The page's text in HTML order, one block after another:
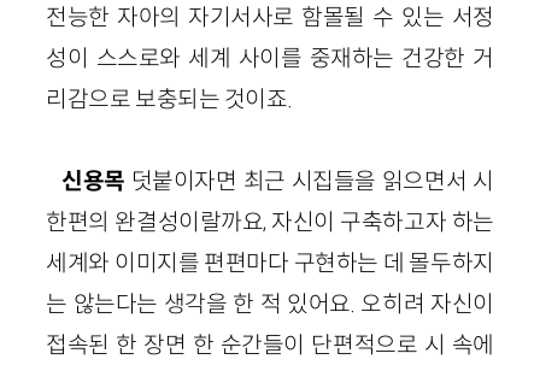
전능한 자아의 자기서사로 함몰될 수 있는 서정
성이 스스로와 세계 사이를 중재하는 건강한 거
리감으로 보충되는 것이죠.
신용목 덧붙이자면 최근 시집들을 읽으면서 시
한편의 완결성이랄까요, 자신이 구축하고자 하는
세계와 이미지를 편편마다 구현하는 데 몰두하지
는 않는다는 생각을 한 적 있어요. 오히려 자신이
접속된 한 장면 한 순간들이 단편적으로 시 속에